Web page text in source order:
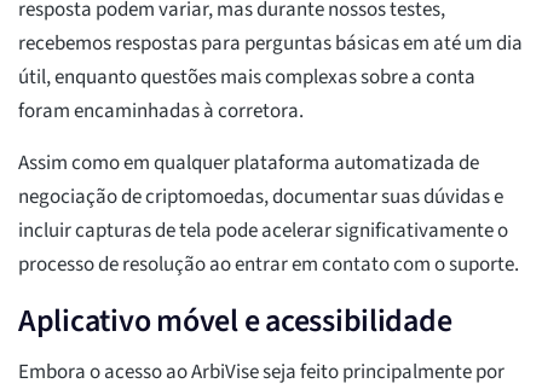
resposta podem variar, mas durante nossos testes,
recebemos respostas para perguntas básicas em até um dia
útil, enquanto questões mais complexas sobre a conta
foram encaminhadas à corretora.
Assim como em qualquer plataforma automatizada de
negociação de criptomoedas, documentar suas dúvidas e
incluir capturas de tela pode acelerar significativamente o
processo de resolução ao entrar em contato com o suporte.
Aplicativo móvel e acessibilidade
Embora o acesso ao ArbiVise seja feito principalmente por